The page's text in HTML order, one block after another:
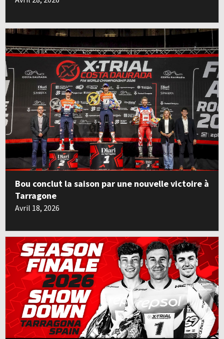
Bou conclut la saison par une nouvelle victoire à
Tarragone
Avril 18, 2026